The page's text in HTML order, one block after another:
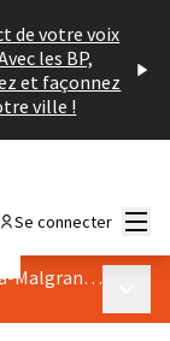
de votre voix
les BP,
et façonnez
ville !
Se connecter
Budget Participatif 2025/2026 de Jarville-la-Malgrange